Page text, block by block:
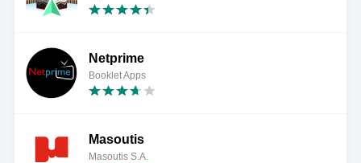
Netprime
Booklet Apps
Masoutis
Masoutis S.A.